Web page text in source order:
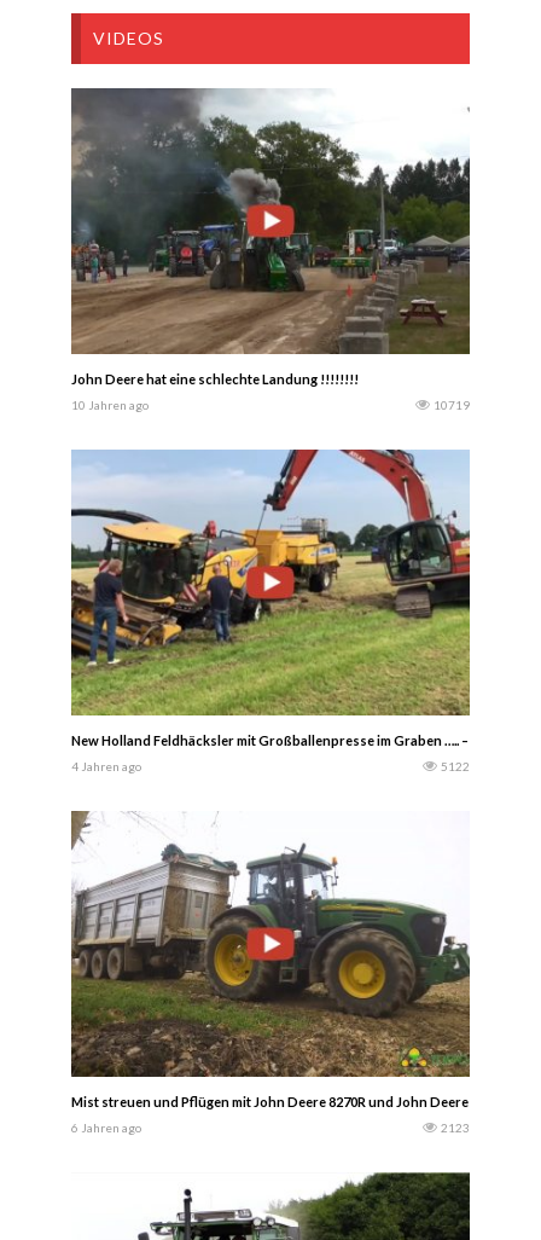
VIDEOS
John Deere hat eine schlechte Landung !!!!!!!!
10 Jahren ago 10719
New Holland Feldhäcksler mit Großballenpresse im Graben ….. –
4 Jahren ago 5122
Mist streuen und Pflügen mit John Deere 8270R und John Deere 7720
6 Jahren ago 2123